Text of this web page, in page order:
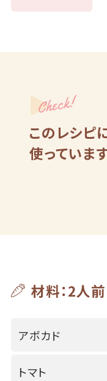
Check!
このレシピ
使っています
材料：2人前
アボカド
トマト